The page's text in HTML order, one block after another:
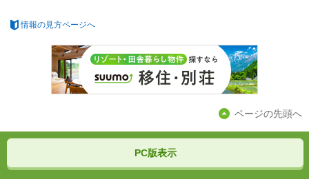
情報の見方ページへ
ページの先頭へ
PC版表示